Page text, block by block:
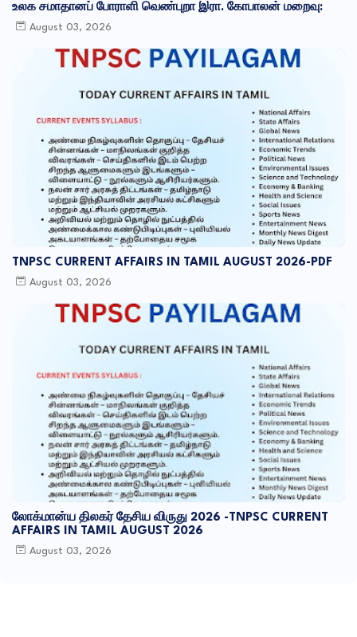
உலக சமாதானப் போராளி வெண்புறா இரா. கோபாலன் மறைவு:
August 03, 2026
TNPSC CURRENT AFFAIRS IN TAMIL AUGUST 2026-PDF
August 03, 2026
லோக்மான்ய திலகர் தேசிய விருது 2026 -TNPSC CURRENT
AFFAIRS IN TAMIL AUGUST 2026
August 03, 2026